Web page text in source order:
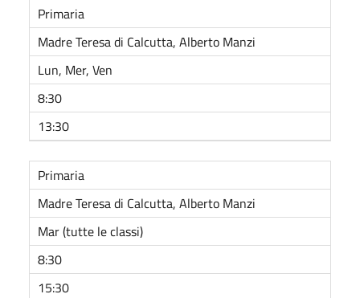
Primaria
Madre Teresa di Calcutta, Alberto Manzi
Lun, Mer, Ven
8:30
13:30
Primaria
Madre Teresa di Calcutta, Alberto Manzi
Mar (tutte le classi)
8:30
15:30